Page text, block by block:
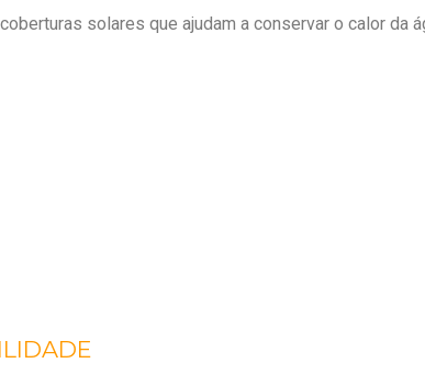
solares que ajudam a conservar o calor da